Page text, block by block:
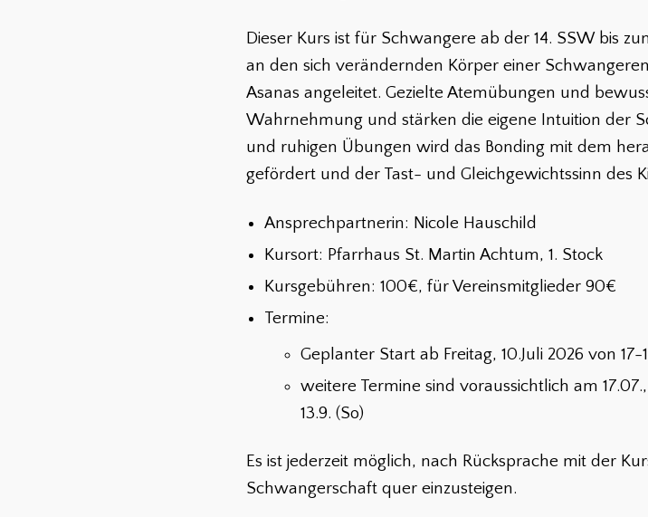
Dieser Kurs ist für Schwangere ab der 14. SSW bis
an den sich verändernden Körper einer
Asanas angeleitet. Gezielte Atemübungen und
Wahrnehmung und stärken die eigene Intuition der
und ruhigen Übungen wird das Bonding mit dem
gefördert und der Tast- und Gleichgewichtssinn des
Ansprechpartnerin: Nicole Hauschild
Kursort: Pfarrhaus St. Martin Achtum, 1. Stock
Kursgebühren: 100€, für Vereinsmitglieder 90€
Termine:
Geplanter Start ab Freitag, 10.Juli 2026 von 17-
weitere Termine sind voraussichtlich am 17.07.,
13.9. (So)
Es ist jederzeit möglich, nach Rücksprache mit der
Schwangerschaft quer einzusteigen.